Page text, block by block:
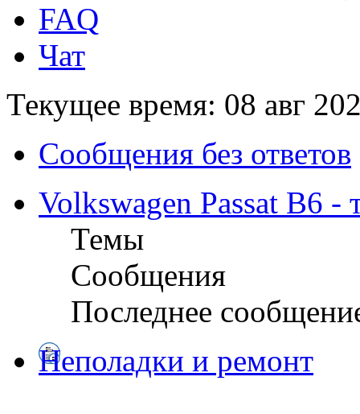
FAQ
Чат
Текущее время: 08 авг
Сообщения без ответов
Volkswagen Passat B6
Темы
Сообщения
Последнее
Неполадки и ремонт